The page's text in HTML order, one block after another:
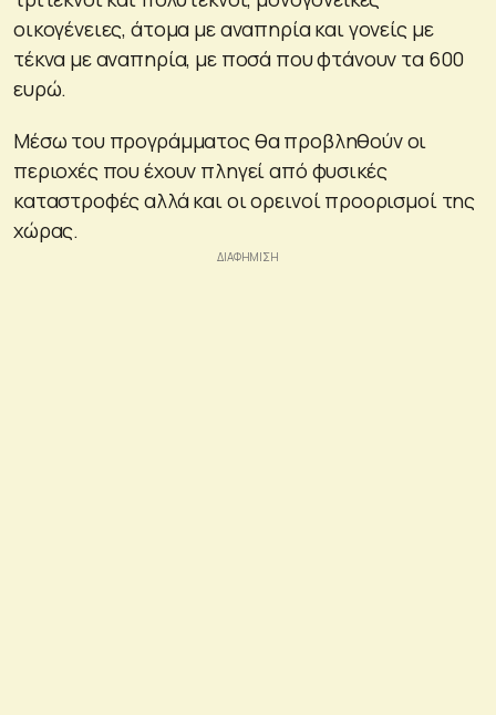
οικογένειες, άτομα με αναπηρία και γονείς με
τέκνα με αναπηρία, με ποσά που φτάνουν τα 600
ευρώ.
Μέσω του προγράμματος θα προβληθούν οι
περιοχές που έχουν πληγεί από φυσικές
καταστροφές αλλά και οι ορεινοί προορισμοί της
χώρας.